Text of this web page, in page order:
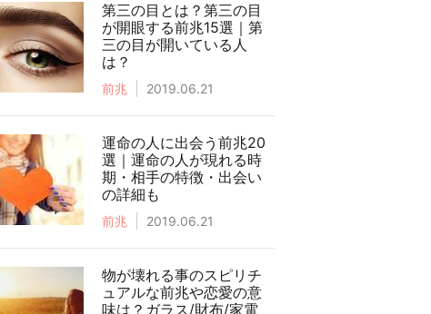
第三の目とは？第三の目
が開眼する前兆15選｜第
三の目が開いている人
は？
前兆 2019.06.21
運命の人に出会う前兆20
選｜運命の人が現れる時
期・相手の特徴・出会い
の詳細も
前兆 2019.06.21
物が壊れる事のスピリチ
ュアルな前兆や恋愛の意
味は？ガラス/財布/家電